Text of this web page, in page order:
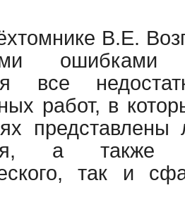
В.Е.
все
работ, в
а также
так и